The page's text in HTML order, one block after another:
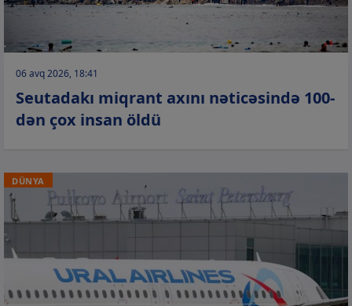
06 avq 2026, 18:41
Seutadakı miqrant axını nəticəsində 100-
dən çox insan öldü
DÜNYA